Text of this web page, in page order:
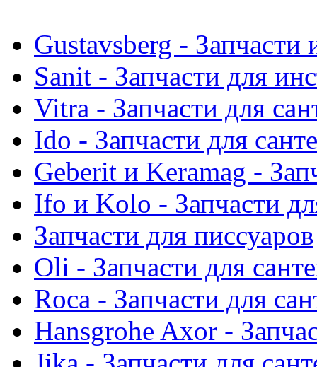
Gustavsberg - Запчасти
Sanit - Запчасти для
Vitra - Запчасти для
Ido - Запчасти для
Geberit и Keramag -
Ifo и Kolo - Запчасти
Запчасти для писсуаров
Oli - Запчасти для
Roca - Запчасти для
Hansgrohe Axor -